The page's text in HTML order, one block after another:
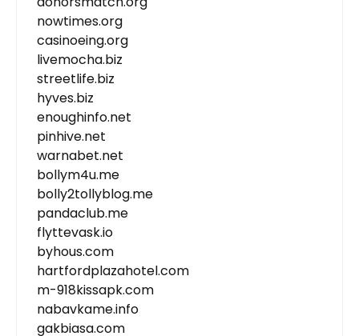
nowtimes.org
casinoeing.org
livemocha.biz
streetlife.biz
hyves.biz
enoughinfo.net
pinhive.net
warnabet.net
bollym4u.me
bolly2tollyblog.me
pandaclub.me
flyttevask.io
byhous.com
hartfordplazahotel.com
m-918kissapk.com
nabavkame.info
gakbiasa.com